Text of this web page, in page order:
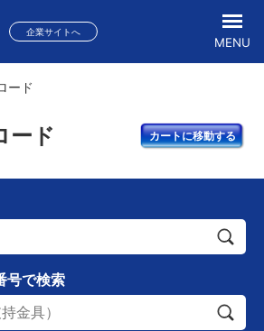
企業サイトへ
MENU
ード
ード カートに移動する
号で検索